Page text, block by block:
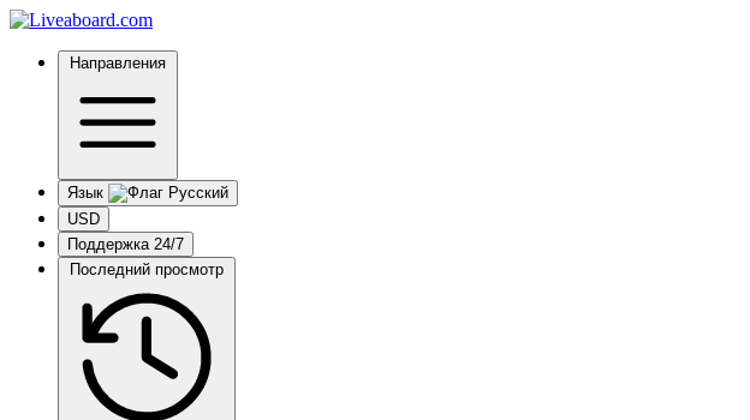
Направления
Язык
USD
Поддержка 24/7
Последний просмотр